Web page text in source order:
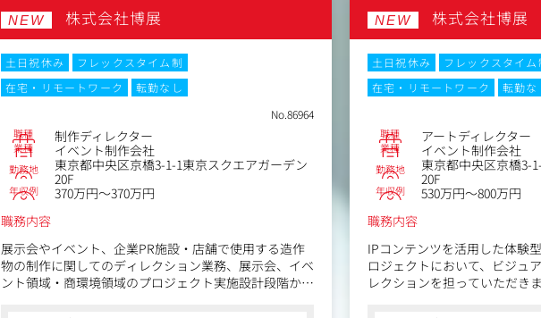
NEW 株式会社博展
土日祝休み
フレックスタイム制
在宅・リモートワーク
転勤なし
No.86964
職種 制作ディレクター
業種 イベント制作会社
勤務地
東京都中央区京橋3-1-1東京スクエアガーデン
20F
年収例
370万円～370万円
職務内容
展示会やイベント、企業PR施設・店舗で使用する造作
物の制作に関してのディレクション業務、展示会、イベ
ント領域・商環境領域のプロジェクト実施設計段階から
NEW 株式会社博展
土日祝休み
フレックスタイム
在宅・リモートワーク
転勤な
職種 アートディレクター
業種 イベント制作会社
勤務地
東京都中央区京橋3-
20F
年収例
530万円～800万円
職務内容
IPコンテンツを活用した体験
ロジェクトにおいて、ビジュ
レクションを担っていただき